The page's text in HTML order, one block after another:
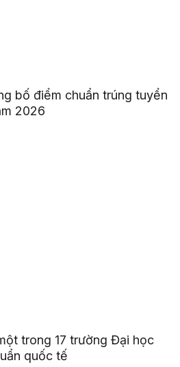
bố điểm chuẩn trúng tuyển
2026
trong 17 trường Đại học
quốc tế